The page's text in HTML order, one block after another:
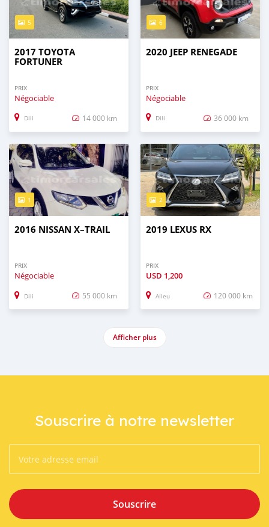
5
2017 TOYOTA
FORTUNER
PRIX
Négociable
Dili 14 000 km
6
2020 JEEP RENEGADE
PRIX
Négociable
Dili 36 000 km
1
2016 NISSAN X–TRAIL
PRIX
Négociable
Dili 55 000 km
2
2019 LEXUS RX
PRIX
USD 1,200
Aileu 120 000 km
Afficher plus
Souscrire à notre newsletter
Souscrire